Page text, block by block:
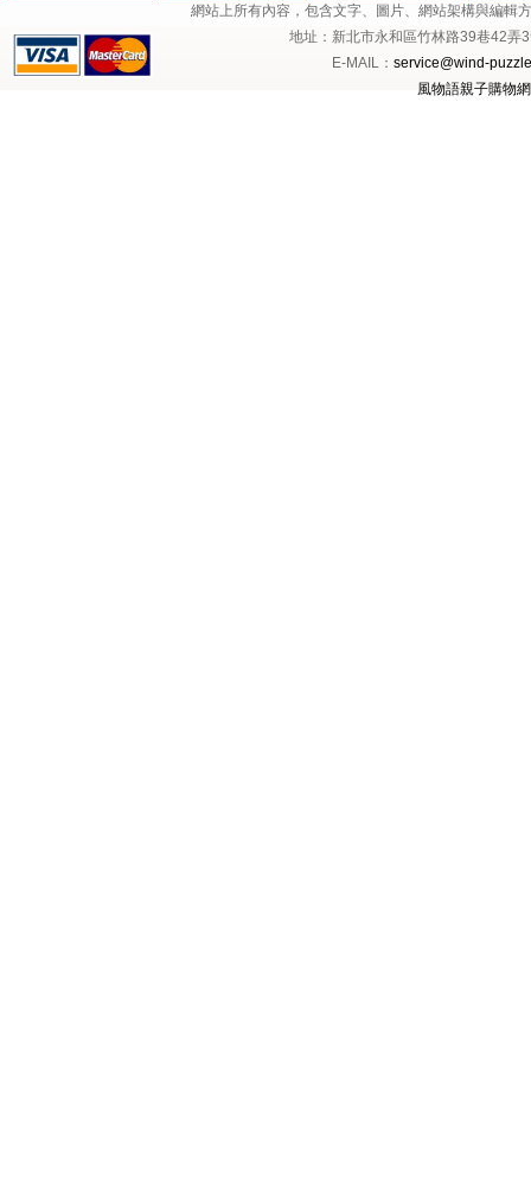
網站上所有內容，包含文字、圖片、網站架構與編
地址：新北市永和區竹林路39巷
E-MAIL： service@wind-
風物語親子購物網